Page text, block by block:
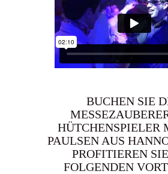
BUCHEN SIE
HÜTCHENSPIELER
PAULSEN AUS
PROFITIEREN
FOLGENDEN